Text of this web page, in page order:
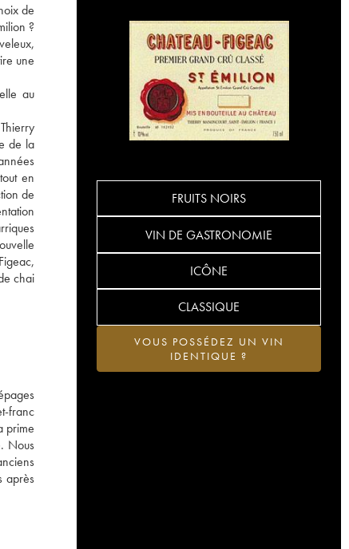
de
?
une
au
de la
en
de
chai
franc
prime
Nous
après
FRUITS NOIRS
VIN DE GASTRONOMIE
ICÔNE
CLASSIQUE
VOUS POSSÉDEZ UN VIN
IDENTIQUE ?